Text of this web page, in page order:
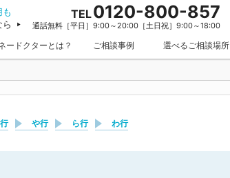
ら
TEL0120-800-857
通話無料［平日］9:00～20:00［土日祝］9:00～18:00
ードクターとは？ ご相談事例 選べるご相談場所
や行 ら行 わ行